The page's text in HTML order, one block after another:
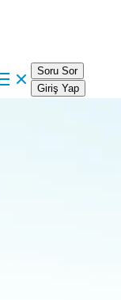
Soru Sor
Giriş Yap